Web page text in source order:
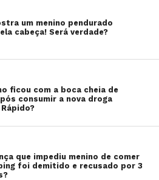
um menino pendurado
cabeça! Será verdade?
ficou com a boca cheia de
consumir a nova droga
que impediu menino de comer
foi demitido e recusado por 3